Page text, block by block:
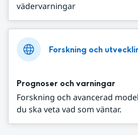
vädervarningar
Forskning och
Prognoser och varningar
Forskning och avancerad
du ska veta vad som väntar.